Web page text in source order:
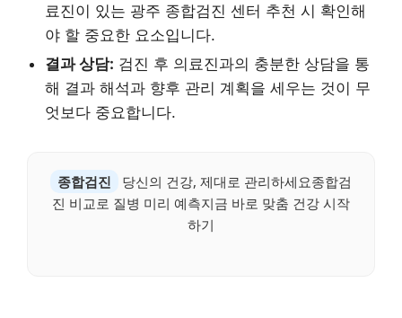
료진이 있는 광주 종합검진 센터 추천 시 확인해
야 할 중요한 요소입니다.
결과 상담: 검진 후 의료진과의 충분한 상담을 통
해 결과 해석과 향후 관리 계획을 세우는 것이 무
엇보다 중요합니다.
종합검진
당신의 건강, 제대로 관리하세요종합검
진 비교로 질병 미리 예측지금 바로 맞춤 건강 시작
하기